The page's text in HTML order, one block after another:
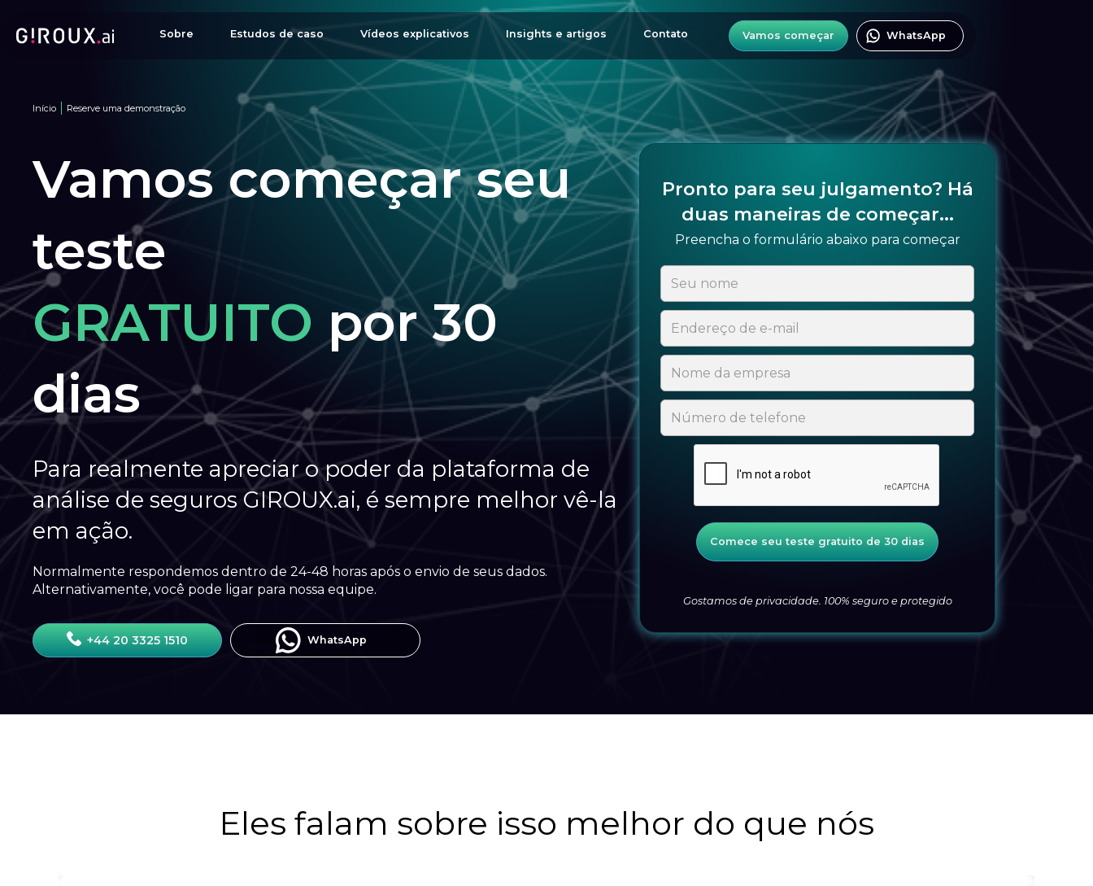
Sobre Estudos de caso Vídeos explicativos Insights e artigos Contato Vamos começar WhatsApp
Início Reserve uma demonstração
Vamos começar seu
teste
GRATUITO por 30
dias
Para realmente apreciar o poder da plataforma de
análise de seguros GIROUX.ai, é sempre melhor vê-la
em ação.
Normalmente respondemos dentro de 24-48 horas após o envio de seus dados.
Alternativamente, você pode ligar para nossa equipe.
+44 20 3325 1510 WhatsApp
Pronto para seu julgamento? Há
duas maneiras de começar...
Preencha o formulário abaixo para começar
Gostamos de privacidade. 100% seguro e protegido
Eles falam sobre isso melhor do que nós